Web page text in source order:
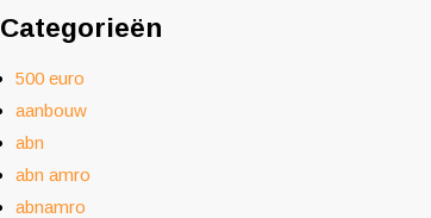
Categorieën
500 euro
aanbouw
abn
abn amro
abnamro